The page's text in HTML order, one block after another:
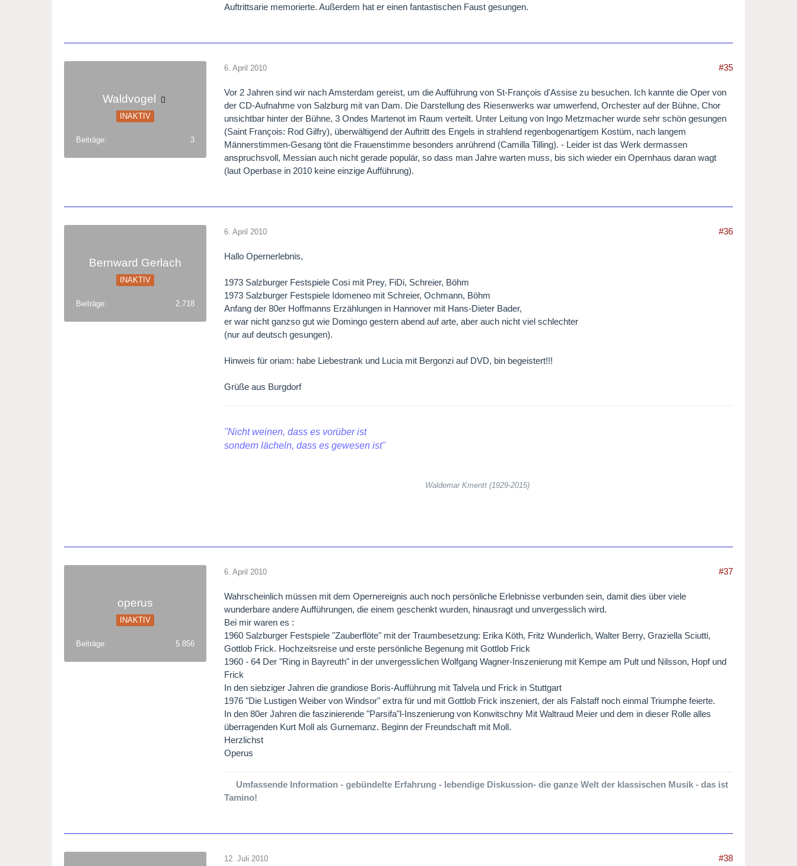
Auftrittsarie memorierte. Außerdem hat er einen fantastischen Faust gesungen.
Waldvogel
INAKTIV
Beiträge 3
6. April 2010 #35
Vor 2 Jahren sind wir nach Amsterdam gereist, um die Aufführung von St-François d'Assise zu besuchen. Ich kannte die Oper von
der CD-Aufnahme von Salzburg mit van Dam. Die Darstellung des Riesenwerks war umwerfend, Orchester auf der Bühne, Chor
unsichtbar hinter der Bühne, 3 Ondes Martenot im Raum verteilt. Unter Leitung von Ingo Metzmacher wurde sehr schön gesungen
(Saint François: Rod Gilfry), überwältigend der Auftritt des Engels in strahlend regenbogenartigem Kostüm, nach langem
Männerstimmen-Gesang tönt die Frauenstimme besonders anrührend (Camilla Tilling). - Leider ist das Werk dermassen
anspruchsvoll, Messian auch nicht gerade populär, so dass man Jahre warten muss, bis sich wieder ein Opernhaus daran wagt
(laut Operbase in 2010 keine einzige Aufführung).
Bernward Gerlach
INAKTIV
Beiträge 2.718
6. April 2010 #36
Hallo Opernerlebnis,
1973 Salzburger Festspiele Cosi mit Prey, FiDi, Schreier, Böhm
1973 Salzburger Festspiele Idomeneo mit Schreier, Ochmann, Böhm
Anfang der 80er Hoffmanns Erzählungen in Hannover mit Hans-Dieter Bader,
er war nicht ganzso gut wie Domingo gestern abend auf arte, aber auch nicht viel schlechter
(nur auf deutsch gesungen).
Hinweis für oriam: habe Liebestrank und Lucia mit Bergonzi auf DVD, bin begeistert!!!
Grüße aus Burgdorf
"Nicht weinen, dass es vorüber ist
sondern lächeln, dass es gewesen ist"
Waldemar Kmentt (1929-2015)
operus
INAKTIV
Beiträge 5.856
6. April 2010 #37
Wahrscheinlich müssen mit dem Opernereignis auch noch persönliche Erlebnisse verbunden sein, damit dies über viele
wunderbare andere Aufführungen, die einem geschenkt wurden, hinausragt und unvergesslich wird.
Bei mir waren es :
1960 Salzburger Festspiele "Zauberflöte" mit der Traumbesetzung: Erika Köth, Fritz Wunderlich, Walter Berry, Graziella Sciutti,
Gottlob Frick. Hochzeitsreise und erste persönliche Begenung mit Gottlob Frick
1960 - 64 Der "Ring in Bayreuth" in der unvergesslichen Wolfgang Wagner-Inszenierung mit Kempe am Pult und Nilsson, Hopf und
Frick
In den siebziger Jahren die grandiose Boris-Aufführung mit Talvela und Frick in Stuttgart
1976 "Die Lustigen Weiber von Windsor" extra für und mit Gottlob Frick inszeniert, der als Falstaff noch einmal Triumphe feierte.
In den 80er Jahren die faszinierende "Parsifa"l-Inszenierung von Konwitschny Mit Waltraud Meier und dem in dieser Rolle alles
überragenden Kurt Moll als Gurnemanz. Beginn der Freundschaft mit Moll.
Herzlichst
Operus
Umfassende Information - gebündelte Erfahrung - lebendige Diskussion- die ganze Welt der klassischen Musik - das ist
Tamino!
12. Juli 2010 #38